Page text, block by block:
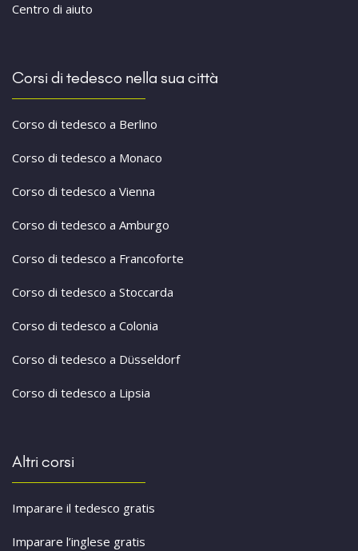
Centro di aiuto
Corsi di tedesco nella sua città
Corso di tedesco a Berlino
Corso di tedesco a Monaco
Corso di tedesco a Vienna
Corso di tedesco a Amburgo
Corso di tedesco a Francoforte
Corso di tedesco a Stoccarda
Corso di tedesco a Colonia
Corso di tedesco a Düsseldorf
Corso di tedesco a Lipsia
Altri corsi
Imparare il tedesco gratis
Imparare l’inglese gratis